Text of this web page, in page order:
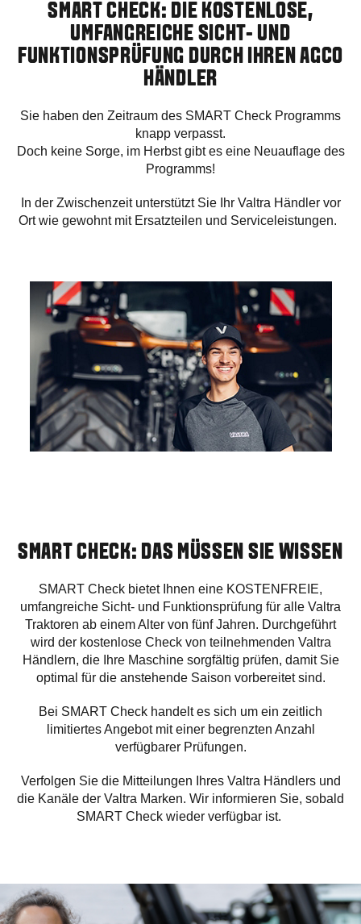
SMART CHECK: DIE KOSTENLOSE,
UMFANGREICHE SICHT- UND
FUNKTIONSPRÜFUNG DURCH IHREN AGCO
HÄNDLER
Sie haben den Zeitraum des SMART Check Programms
knapp verpasst.
Doch keine Sorge, im Herbst gibt es eine Neuauflage des
Programms!
In der Zwischenzeit unterstützt Sie Ihr Valtra Händler vor
Ort wie gewohnt mit Ersatzteilen und Serviceleistungen.
SMART CHECK: DAS MÜSSEN SIE WISSEN
SMART Check bietet Ihnen eine KOSTENFREIE,
umfangreiche Sicht- und Funktionsprüfung für alle Valtra
Traktoren ab einem Alter von fünf Jahren. Durchgeführt
wird der kostenlose Check von teilnehmenden Valtra
Händlern, die Ihre Maschine sorgfältig prüfen, damit Sie
optimal für die anstehende Saison vorbereitet sind.
Bei SMART Check handelt es sich um ein zeitlich
limitiertes Angebot mit einer begrenzten Anzahl
verfügbarer Prüfungen.
Verfolgen Sie die Mitteilungen Ihres Valtra Händlers und
die Kanäle der Valtra Marken. Wir informieren Sie, sobald
SMART Check wieder verfügbar ist.